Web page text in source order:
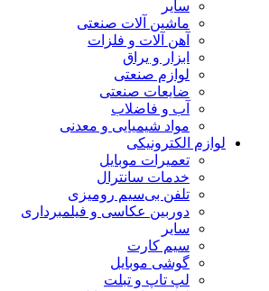
سایر
ماشین آلات صنعتی
آهن آلات و فلزات
ابزار و یراق
لوازم صنعتی
ضایعات صنعتی
آب و فاضلاب
مواد شیمیایی و معدنی
لوازم الکترونیکی
تعمیرات موبایل
خدمات سانترال
تلفن بی‌سیم رومیزی
دوربین عکاسی و فیلمبرداری
سایر
سیم کارت
گوشی موبایل
لپ تاپ و تبلت